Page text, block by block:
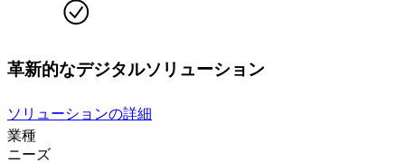
革新的なデジタルソリューション
ソリューションの詳細
業種
ニーズ